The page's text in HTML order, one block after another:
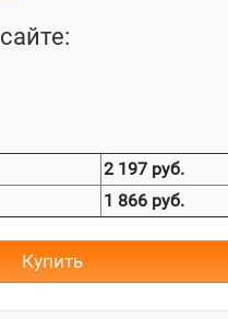
2 197 руб.
1 866 руб.
Купить